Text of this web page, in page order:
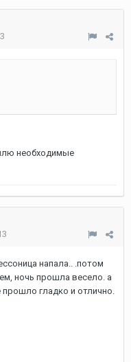
необходимые
напала.. .потом
ночь прошла весело. а
гладко и отлично.